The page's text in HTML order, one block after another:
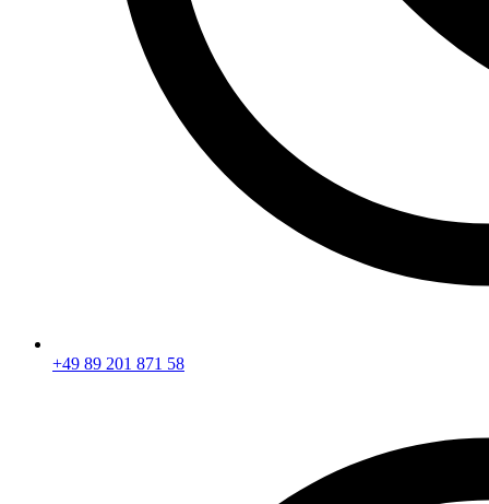
+49 89 201 871 58